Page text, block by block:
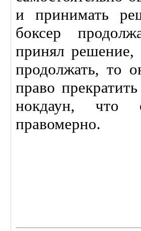
и принимать
боксер
принял
продолжать, то
право
нокдаун, что
правомерно.